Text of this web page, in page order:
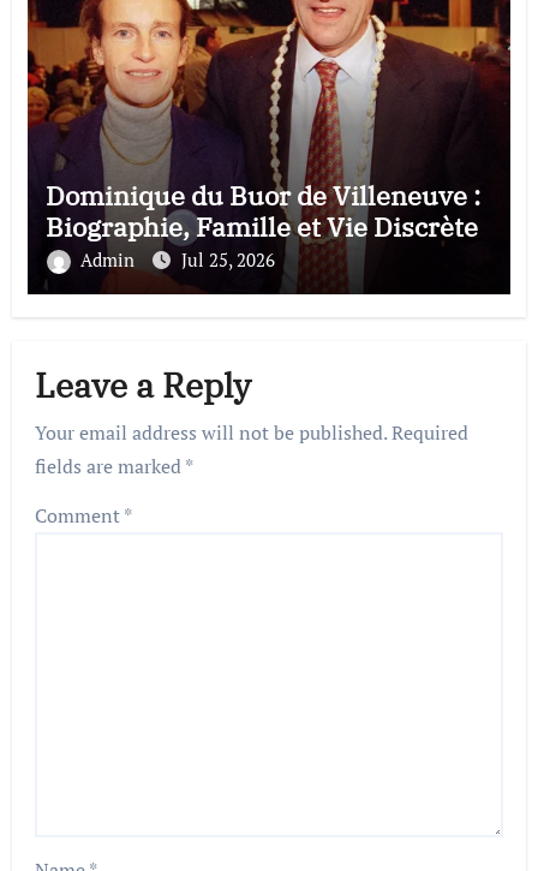
Dominique du Buor de Villeneuve :
Biographie, Famille et Vie Discrète
Admin Jul 25, 2026
Leave a Reply
Your email address will not be published.Required
fields are marked*
Comment*